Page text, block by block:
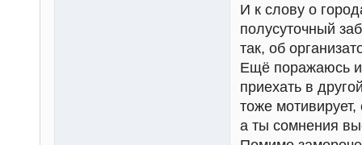
И к слову о
полусуточный
так, об
Ещё поражаюсь
приехать в
тоже
а ты сомнения